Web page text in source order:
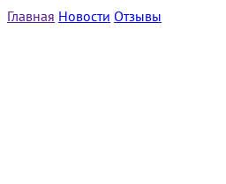
Главная Новости Отзывы